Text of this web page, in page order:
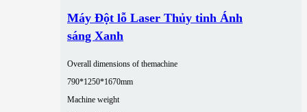
Máy Đột lỗ Laser Thủy tinh Ánh
sáng Xanh
Overall dimensions of themachine
790*1250*1670mm
Machine weight